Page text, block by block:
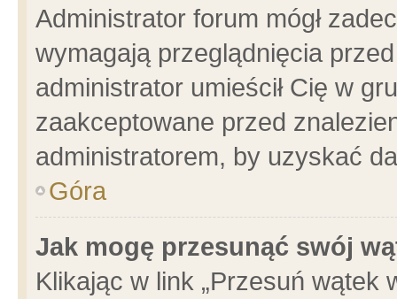
Administrator forum mógł
wymagają przeglądnięcia
administrator umieścił Cię w
zaakceptowane przed
administratorem, by uzyskać
Góra
Jak mogę przesunąć swój
Klikając w link „Przesuń wątek